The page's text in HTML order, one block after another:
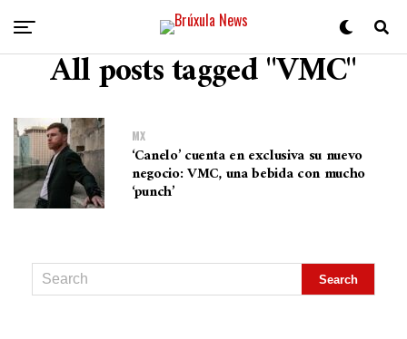
All posts tagged "VMC"
MX
‘Canelo’ cuenta en exclusiva su nuevo
negocio: VMC, una bebida con mucho
‘punch’